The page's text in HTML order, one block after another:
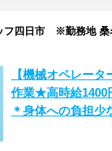
フ四日市 ※勤務地 桑
【機械オペレー
作業★高時給1400
＊身体への負担少